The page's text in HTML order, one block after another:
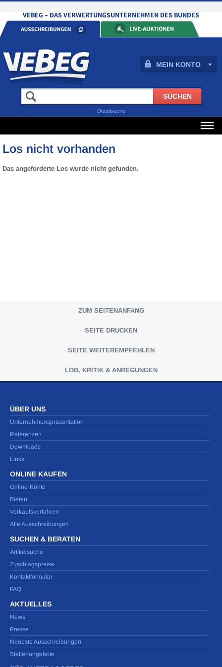
MEIN KONTO
Detailsuche
Los nicht vorhanden
Das angeforderte Los wurde nicht gefunden.
ZUM SEITENANFANG
SEITE DRUCKEN
SEITE WEITEREMPFEHLEN
LOB, KRITIK & ANREGUNGEN
ÜBER UNS
Unternehmenspräsentation
Referenzen
Downloads
Links
ONLINE KAUFEN
Online-Konto
Bieten
Verkaufsverfahren
Alle Ausschreibungen
SUCHEN & BERATEN
Artikelsuche
Zuschlagspreise
Kontaktformular
FAQ
AKTUELLES
News
Presse
Neueste Ausschreibungen
Stellenangebote